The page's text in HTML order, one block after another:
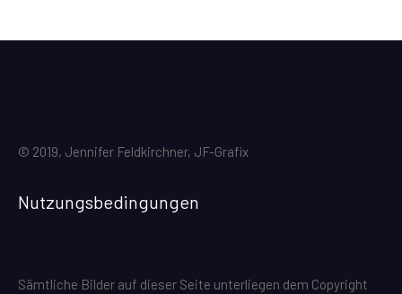
© 2019, Jennifer Feldkirchner, JF-Grafix
Nutzungsbedingungen
Sämtliche Bilder auf dieser Seite unterliegen dem Copyright